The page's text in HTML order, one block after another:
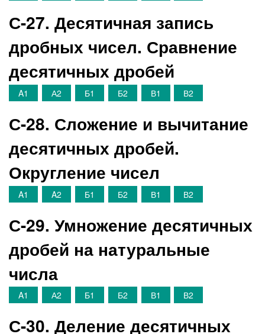
С-27. Десятичная запись
дробных чисел. Сравнение
десятичных дробей
A1 А2 Б1 Б2 В1 В2
С-28. Сложение и вычитание
десятичных дробей.
Округление чисел
A1 A2 Б1 Б2 В1 В2
С-29. Умножение десятичных
дробей на натуральные
числа
A1 А2 Б1 Б2 В1 В2
С-30. Деление десятичных